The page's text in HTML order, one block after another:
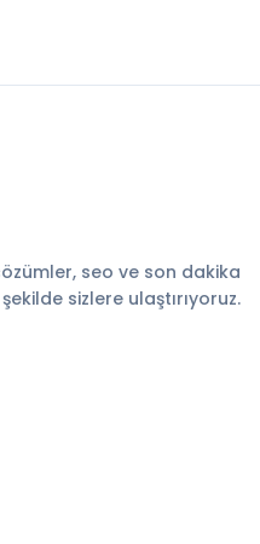
seo ve son dakika
sizlere ulaştırıyoruz.